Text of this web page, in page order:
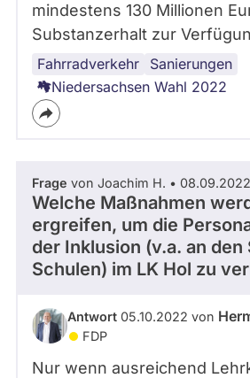
mindestens 130 Millionen
Substanzerhalt zur
Fahrradverkehr Sanierungen
Infrastruktur
Autoverkehr
Niedersachsen Wahl 2022
Frage von Joachim H. • 08.09.2022
Welche Maßnahmen
ergreifen, um die
der Inklusion (v.a. an den
Schulen) im LK Hol zu
Antwort 05.10.2022 von
FDP
Nur wenn ausreichend